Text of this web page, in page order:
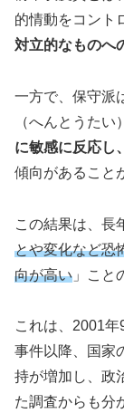
的情動をコント
対立的なものへ
一方で、保守派
（へんとうたい
に敏感に反応し
傾向があること
この結果は、長
とや変化など恐
向が高い 」こと
これは、2001
事件以降、国家
持が増加し、政
た調査からも分